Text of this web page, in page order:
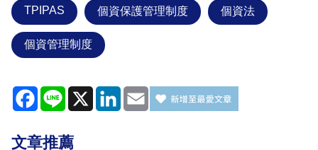
TPIPAS 個資保護管理制度 個資法
個資管理制度
Facebook
Line X LinkedIn
Email
文章推薦